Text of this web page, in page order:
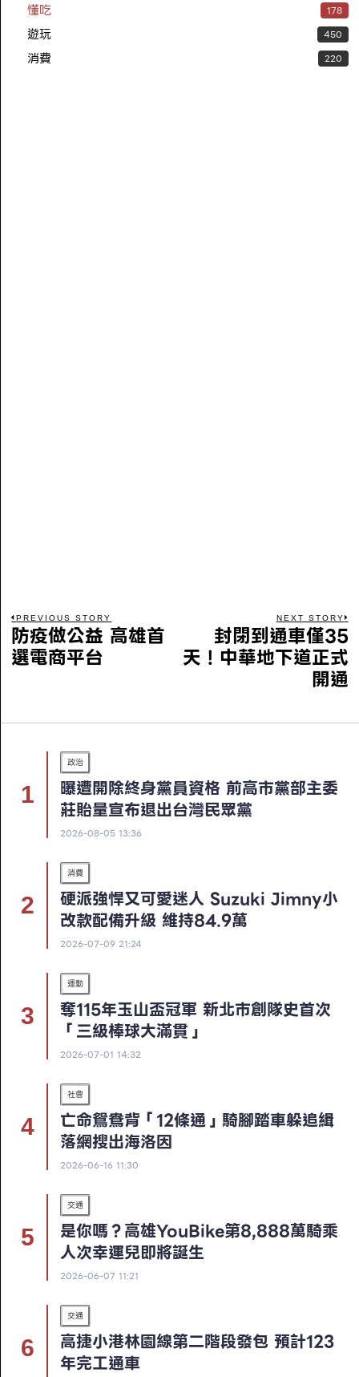
懂吃 178
遊玩 450
消費 220
PREVIOUS STORY
防疫做公益 高雄首
選電商平台
NEXT STORY
封閉到通車僅35
天！中華地下道正式
開通
政治
曝遭開除終身黨員資格 前高市黨部主委
莊貽量宣布退出台灣民眾黨
2026-08-05 13:36
消費
硬派強悍又可愛迷人 Suzuki Jimny小
改款配備升級 維持84.9萬
2026-07-09 21:24
運動
奪115年玉山盃冠軍 新北市創隊史首次
「三級棒球大滿貫」
2026-07-01 14:32
社會
亡命鴛鴦背「12條通」騎腳踏車躲追緝
落網搜出海洛因
2026-06-16 11:30
交通
是你嗎？高雄YouBike第8,888萬騎乘
人次幸運兒即將誕生
2026-06-07 11:21
交通
高捷小港林園線第二階段發包 預計123
年完工通車